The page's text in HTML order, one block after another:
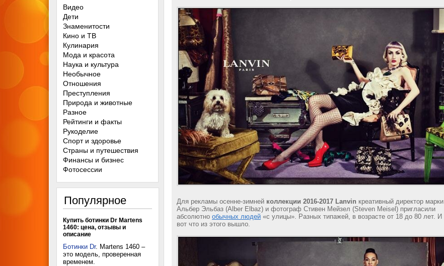
Для рекламы осенне-зимней коллекции 2016-2017 Lanvin креативный директор марки
Альбер Эльбаз (Alber Elbaz) и фотограф Стивен Мейзел (Steven Meisel) пригласили
абсолютно обычных людей «с улицы». Разных типажей, в возрасте от 18 до 80 лет. И
вот что из этого вышло.
Видео
Дети
Знаменитости
Кино и ТВ
Кулинария
Мода и красота
Наука и культура
Необычное
Отношения
Преступления
Природа и животные
Разное
Рейтинги и факты
Рукоделие
Спорт и здоровье
Страны и путешествия
Финансы и бизнес
Фотосессии
Популярное
Купить ботинки Dr Martens
1460: цена, отзывы и
описание
Ботинки Dr. Martens 1460 –
это модель, проверенная
временем.